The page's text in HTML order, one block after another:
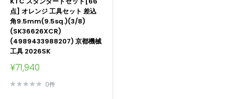
点] オレンジ 工具セット 差込
角9.5mm(9.5sq.)(3/8)
(SK36626XCR)
(4989433988207) 京都機械
工具 2026SK
販
価
¥71,940
0件